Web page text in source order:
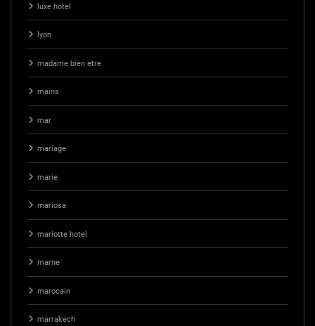
luxe hotel
lyon
madame bien etre
mains
mar
mariage
marie
mariosa
mariotte hotel
marne
marocain
marrakech